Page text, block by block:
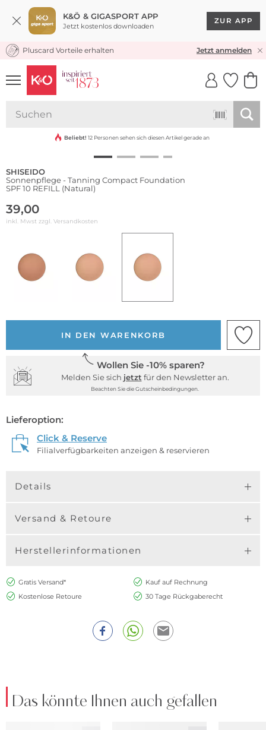
K&Ö & GIGASPORT APP
Jetzt kostenlos downloaden
ZUR APP
KOSTENLOSER VERSAND* & RÜCKVERSAND
Pluscard Vorteile erhalten Jetzt anmelden
UNSERE APP
CLICK &
Beliebt! 12 Personen sehen sich diesen Artikel gerade an
SHISEIDO
Sonnenpflege - Tanning Compact Foundation
SPF 10 REFILL (Natural)
39,00
inkl. Mwst zzgl. Versandkosten
IN DEN WARENKORB
Wollen Sie -10% sparen?
Melden Sie sich jetzt für den Newsletter an.
Beachten Sie die Gutscheinbedingungen.
Lieferoption:
Click & Reserve
Filialverfügbarkeiten anzeigen & reservieren
Details
Versand & Retoure
Herstellerinformationen
Gratis Versand*
Kauf auf Rechnung
Kostenlose Retoure
30 Tage Rückgaberecht
Das könnte Ihnen auch gefallen